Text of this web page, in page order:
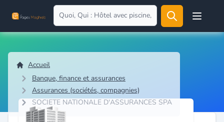
Open
Accueil
Banque, finance et assurances
Assurances (sociétés, compagnies)
SOCIETE NATIONALE D'ASSURANCES SPA